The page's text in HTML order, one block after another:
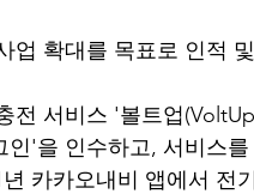
업 확대를 목표로 인적
전 서비스 '볼트업
'을 인수하고, 서비스
카카오내비 앱에서 전